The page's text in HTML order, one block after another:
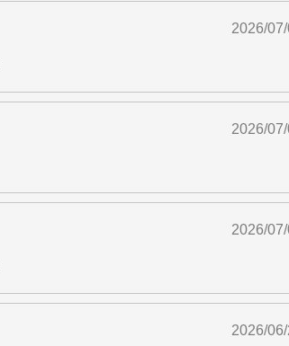
2026/
2026/
2026/
2026/